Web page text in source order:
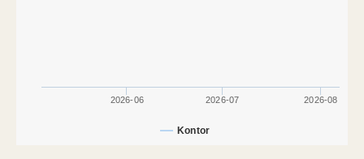
Kontor
2026-06 2026-07 2026-08